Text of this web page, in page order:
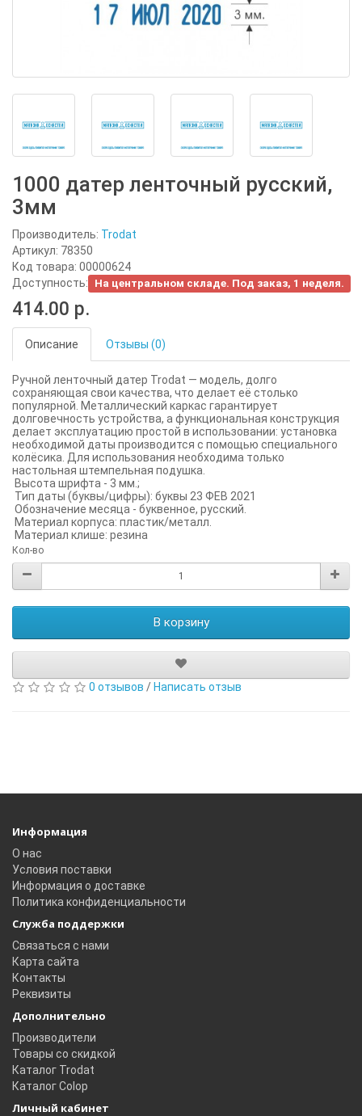
1000 датер ленточный русский,
3мм
Производитель: Trodat
Артикул: 78350
Код товара: 00000624
Доступность:
На центральном складе. Под заказ, 1 неделя.
414.00 р.
Описание Отзывы (0)
Ручной ленточный датер Trodat — модель, долго
сохраняющая свои качества, что делает её столько
популярной. Металлический каркас гарантирует
долговечность устройства, а функциональная конструкция
делает эксплуатацию простой в использовании: установка
необходимой даты производится с помощью специального
колёсика. Для использования необходима только
настольная штемпельная подушка.
Высота шрифта - 3 мм.;
Тип даты (буквы/цифры): буквы 23 ФЕВ 2021
Обозначение месяца - буквенное, русский.
Материал корпуса: пластик/металл.
Материал клише: резина
Кол-во
В корзину
0 отзывов / Написать отзыв
Информация
О нас
Условия поставки
Информация о доставке
Политика конфиденциальности
Служба поддержки
Связаться с нами
Карта сайта
Контакты
Реквизиты
Дополнительно
Производители
Товары со скидкой
Каталог Trodat
Каталог Colop
Личный кабинет